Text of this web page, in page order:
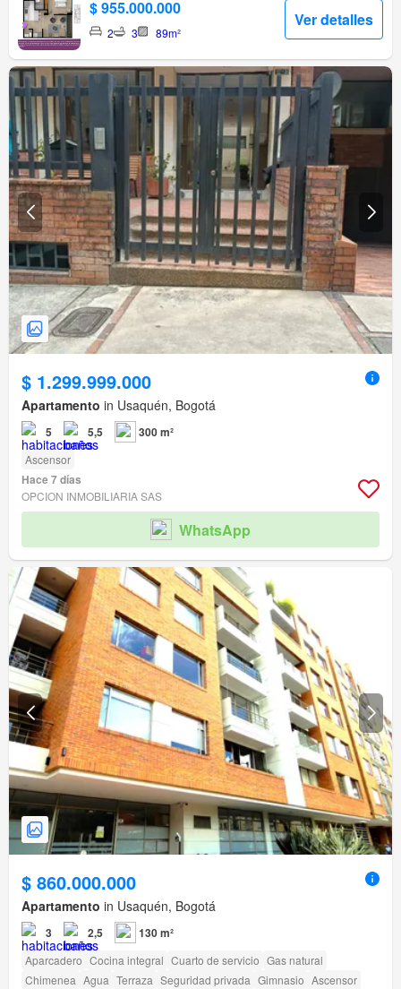
$ 955.000.000
2 3 89m²
Ver detalles
$ 1.299.999.000
Apartamento in Usaquén, Bogotá
5 5,5 300 m²
Ascensor
Hace 7 días
OPCION INMOBILIARIA SAS
WhatsApp
$ 860.000.000
Apartamento in Usaquén, Bogotá
3 2,5 130 m²
Aparcadero Cocina integral Cuarto de servicio Gas natural
Chimenea Agua Terraza Seguridad privada Gimnasio Ascensor